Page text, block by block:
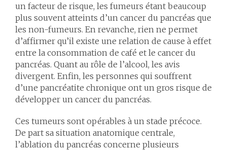
un facteur de risque, les fumeurs étant beaucoup
plus souvent atteints d’un cancer du pancréas que
les non-fumeurs. En revanche, rien ne permet
d’affirmer qu’il existe une relation de cause à effet
entre la consommation de café et le cancer du
pancréas. Quant au rôle de l’alcool, les avis
divergent. Enfin, les personnes qui souffrent
d’une pancréatite chronique ont un gros risque de
développer un cancer du pancréas.
Ces tumeurs sont opérables à un stade précoce.
De part sa situation anatomique centrale,
l’ablation du pancréas concerne plusieurs